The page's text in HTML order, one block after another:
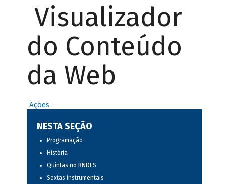
Visualizador
do Conteúdo
da Web
Ações
NESTA SEÇÃO
Programação
História
Quintas no BNDES
Sextas instrumentais